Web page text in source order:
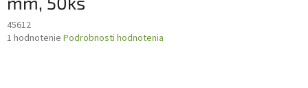
45612
Priemerné
1 hodnotenie Podrobnosti hodnotenia